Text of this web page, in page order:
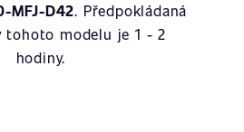
MFJ-D42. Předpokládaná
tohoto modelu je 1 - 2
hodiny.